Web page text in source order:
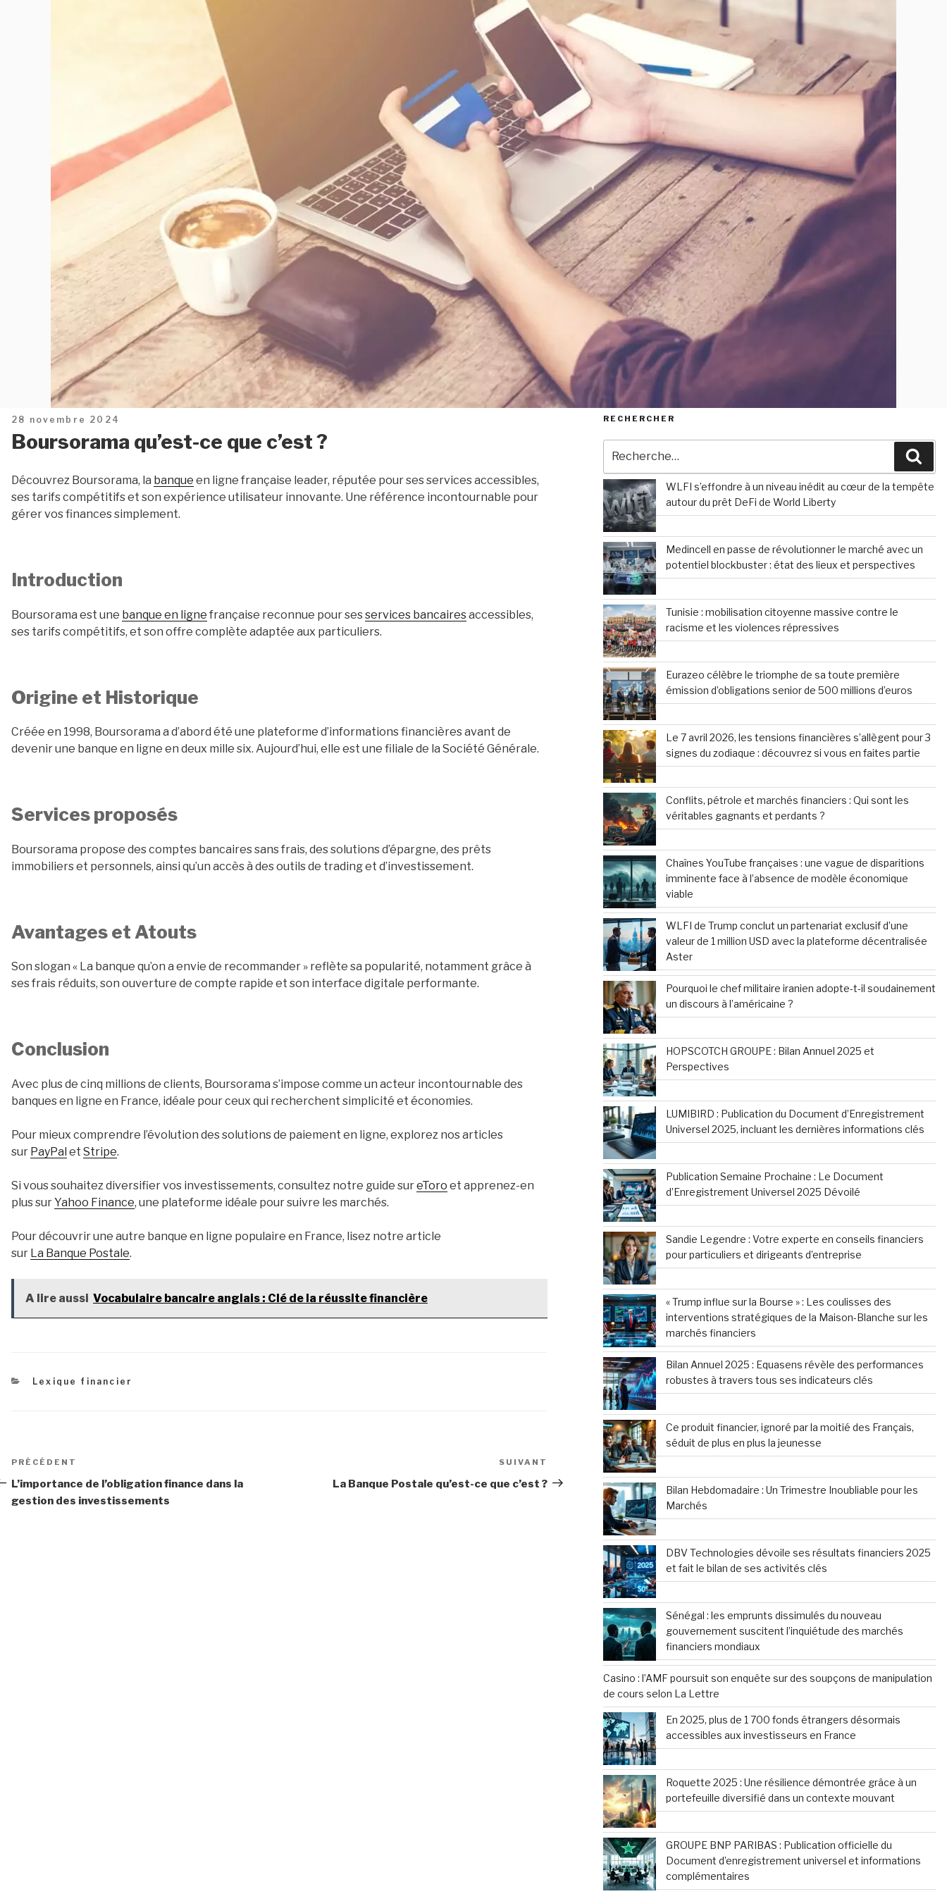
Publié
le
28 novembre 2024
Boursorama qu’est-ce que c’est ?
Découvrez Boursorama, la banque en ligne française leader, réputée pour ses services accessibles,
ses tarifs compétitifs et son expérience utilisateur innovante. Une référence incontournable pour
gérer vos finances simplement.
Introduction
Boursorama est une banque en ligne française reconnue pour sesservices bancairesaccessibles,
ses tarifs compétitifs, et son offre complète adaptée aux particuliers.
Origine et Historique
Créée en 1998, Boursorama a d’abord été une plateforme d’informations financières avant de
devenir une banque en ligne en deux mille six. Aujourd’hui, elle est une filiale de la Société Générale.
Services proposés
Boursorama propose des comptes bancaires sans frais, des solutions d’épargne, des prêts
immobiliers et personnels, ainsi qu’un accès à des outils de trading et d’investissement.
Avantages et Atouts
Son slogan « La banque qu’on a envie de recommander » reflète sa popularité, notamment grâce à
ses frais réduits, son ouverture de compte rapide et son interface digitale performante.
Conclusion
Avec plus de cinq millions de clients, Boursorama s’impose comme un acteur incontournable des
banques en ligne en France, idéale pour ceux qui recherchent simplicité et économies.
Pour mieux comprendre l’évolution des solutions de paiement en ligne, explorez nos articles
sur PayPal et Stripe.
Si vous souhaitez diversifier vos investissements, consultez notre guide sureToro et apprenez-en
plus surYahoo Finance, une plateforme idéale pour suivre les marchés.
Pour découvrir une autre banque en ligne populaire en France, lisez notre article
sur La Banque Postale.
A lire aussi Vocabulaire bancaire anglais : Clé de la réussite financière
Catégories
Lexique financier
Navigation
de
l’article
Article
précédent
PRÉCÉDENT
L’importance de l’obligation finance dans la
gestion des investissements
suivant
SUIVANT
La Banque Postale qu’est-ce que c’est ?
RECHERCHER
pour
:
WLFI s’effondre à un niveau inédit au cœur de la tempête
autour du prêt DeFi de World Liberty
Medincell en passe de révolutionner le marché avec un
potentiel blockbuster : état des lieux et perspectives
Tunisie : mobilisation citoyenne massive contre le
racisme et les violences répressives
Eurazeo célèbre le triomphe de sa toute première
émission d’obligations senior de 500 millions d’euros
Le 7 avril 2026, les tensions financières s’allègent pour 3
signes du zodiaque : découvrez si vous en faites partie
Conflits, pétrole et marchés financiers : Qui sont les
véritables gagnants et perdants ?
Chaînes YouTube françaises : une vague de disparitions
imminente face à l’absence de modèle économique
viable
WLFI de Trump conclut un partenariat exclusif d’une
valeur de 1 million USD avec la plateforme décentralisée
Aster
Pourquoi le chef militaire iranien adopte-t-il soudainement
un discours à l’américaine ?
HOPSCOTCH GROUPE : Bilan Annuel 2025 et
Perspectives
LUMIBIRD : Publication du Document d’Enregistrement
Universel 2025, incluant les dernières informations clés
Publication Semaine Prochaine : Le Document
d’Enregistrement Universel 2025 Dévoilé
Sandie Legendre : Votre experte en conseils financiers
pour particuliers et dirigeants d’entreprise
« Trump influe sur la Bourse » : Les coulisses des
interventions stratégiques de la Maison-Blanche sur les
marchés financiers
Bilan Annuel 2025 : Equasens révèle des performances
robustes à travers tous ses indicateurs clés
Ce produit financier, ignoré par la moitié des Français,
séduit de plus en plus la jeunesse
Bilan Hebdomadaire : Un Trimestre Inoubliable pour les
Marchés
DBV Technologies dévoile ses résultats financiers 2025
et fait le bilan de ses activités clés
Sénégal : les emprunts dissimulés du nouveau
gouvernement suscitent l’inquiétude des marchés
financiers mondiaux
Casino : l’AMF poursuit son enquête sur des soupçons de manipulation
de cours selon La Lettre
En 2025, plus de 1 700 fonds étrangers désormais
accessibles aux investisseurs en France
Roquette 2025 : Une résilience démontrée grâce à un
portefeuille diversifié dans un contexte mouvant
GROUPE BNP PARIBAS : Publication officielle du
Document d’enregistrement universel et informations
complémentaires